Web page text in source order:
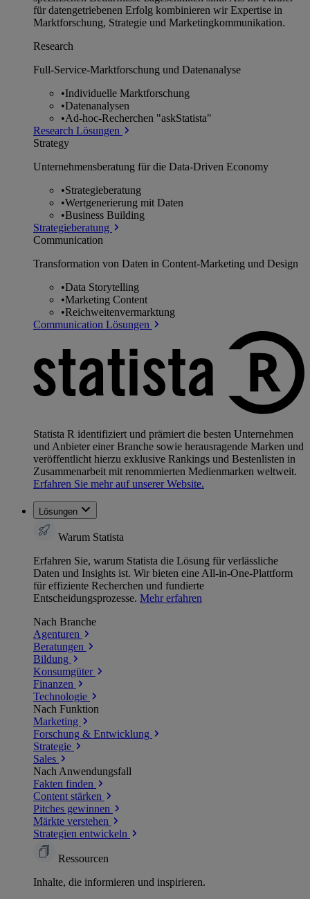
für datengetriebenen Erfolg kombinieren wir Expertise in
Marktforschung, Strategie und Marketingkommunikation.
Research
Full-Service-Marktforschung und Datenanalyse
•Individuelle Marktforschung
•Datenanalysen
•Ad-hoc-Recherchen "askStatista"
Research Lösungen
Strategy
Unternehmens­beratung für die Data-Driven Economy
•Strategieberatung
•Wertgenerierung mit Daten
•Business Building
Strategieberatung
Communication
Transformation von Daten in Content-Marketing und Design
•Data Storytelling
•Marketing Content
•Reichweitenvermarktung
Communication Lösungen
Statista R identifiziert und prämiert die besten Unternehmen
und Anbieter einer Branche sowie herausragende Marken und
veröffentlicht hierzu exklusive Rankings und Bestenlisten in
Zusammenarbeit mit renommierten Medienmarken weltweit.
Erfahren Sie mehr auf unserer Website.
Lösungen
Warum Statista
Erfahren Sie, warum Statista die Lösung für verlässliche
Daten und Insights ist. Wir bieten eine All-in-One-Plattform
für effiziente Recherchen und fundierte
Entscheidungsprozesse. Mehr erfahren
Nach Branche
Agenturen
Beratungen
Bildung
Konsumgüter
Finanzen
Technologie
Nach Funktion
Marketing
Forschung & Entwicklung
Strategie
Sales
Nach Anwendungsfall
Fakten finden
Content stärken
Pitches gewinnen
Märkte verstehen
Strategien entwickeln
Ressourcen
Inhalte, die informieren und inspirieren.